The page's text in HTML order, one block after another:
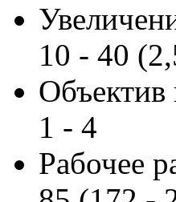
10 - 40
Объектив
1 - 4
Рабочее